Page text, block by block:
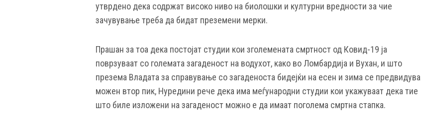
утврдено дека содржат високо ниво на биолошки и културни вредности за чие
зачувување треба да бидат преземени мерки.
Прашан за тоа дека постојат студии кои зголемената смртност од Ковид-19 ја
поврзуваат со големата загаденост на водухот, како во Ломбардија и Вухан, и што
презема Владата за справување со загаденоста бидејќи на есен и зима се предвидува
можен втор пик, Нуредини рече дека има меѓународни студии кои укажуваат дека тие
што биле изложени на загаденост можно е да имаат поголема смртна стапка.